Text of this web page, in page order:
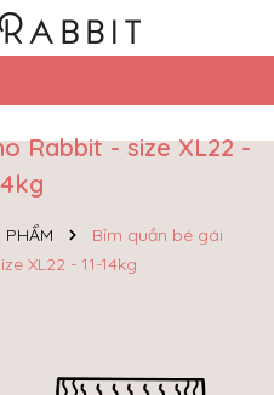
Rabbit - size XL22 -
PHẨM
Bỉm quần bé gái
XL22 - 11-14kg